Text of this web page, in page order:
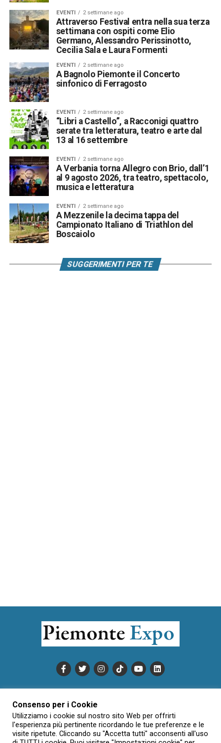
EVENTI 2 settimane ago
Attraverso Festival entra nella sua terza
settimana con ospiti come Elio
Germano, Alessandro Perissinotto,
Cecilia Sala e Laura Formenti
EVENTI 2 settimane ago
A Bagnolo Piemonte il Concerto
sinfonico di Ferragosto
EVENTI 2 settimane ago
“Libri a Castello”, a Racconigi quattro
serate tra letteratura, teatro e arte dal
13 al 16 settembre
EVENTI 2 settimane ago
A Verbania torna Allegro con Brio, dall’1
al 9 agosto 2026, tra teatro, spettacolo,
musica e letteratura
EVENTI 2 settimane ago
A Mezzenile la decima tappa del
Campionato Italiano di Triathlon del
Boscaiolo
SUGGERIMENTI PER TE
INFORMATIVA SULLA PRIVACY
CONDIZIONI DI UTILIZZO
DATI SOCIETARI
NOVAJO
CREDITS
CONTATTTI
Consenso per i Cookie
Utilizziamo i cookie sul nostro sito Web per offrirti
l'esperienza più pertinente ricordando le tue preferenze e le
visite ripetute. Cliccando su "Accetta tutti" acconsenti all'uso